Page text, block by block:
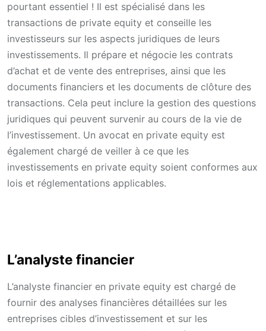
pourtant essentiel ! Il est spécialisé dans les
transactions de private equity et conseille les
investisseurs sur les aspects juridiques de leurs
investissements. Il prépare et négocie les contrats
d’achat et de vente des entreprises, ainsi que les
documents financiers et les documents de clôture des
transactions. Cela peut inclure la gestion des questions
juridiques qui peuvent survenir au cours de la vie de
l’investissement. Un avocat en private equity est
également chargé de veiller à ce que les
investissements en private equity soient conformes aux
lois et réglementations applicables.
L’analyste financier
L’analyste financier en private equity est chargé de
fournir des analyses financières détaillées sur les
entreprises cibles d’investissement et sur les